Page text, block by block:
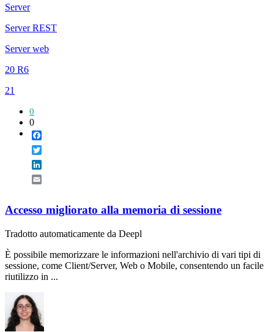
Server
Server REST
Server web
20 R6
21
0
0
Accesso migliorato alla memoria di sessione
Tradotto automaticamente da Deepl
È possibile memorizzare le informazioni nell'archivio di vari tipi di
sessione, come Client/Server, Web o Mobile, consentendo un facile
riutilizzo in ...